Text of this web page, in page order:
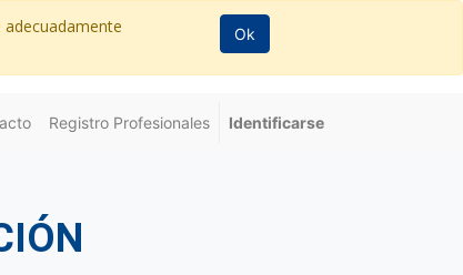
adecuadamente
Ok
Registro Profesionales Identificarse